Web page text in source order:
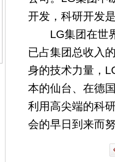
开发，科研开发
LG集团在世界
已占集团总收入
身的技术力量，
本的仙台、在德
利用高尖端的科
会的早日到来而